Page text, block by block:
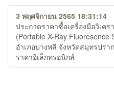
3 พฤศจิกายน 2565 18:31:14
ประกวดราคาซื้อเครื่องมือวิเค
(Portable X-Ray
อำเภอบางพลี จังหวัดสมุทรปรา
ราคาอิเล็กทรอนิกส์